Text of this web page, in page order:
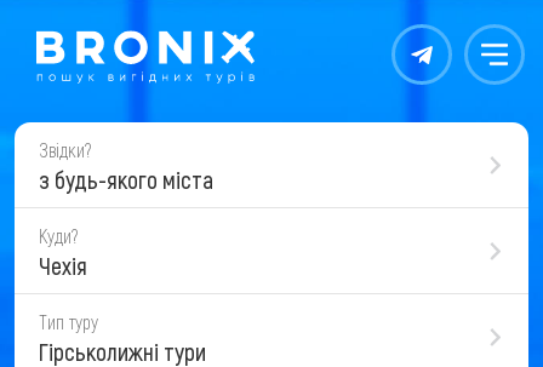
Контакты Меню
Звідки?
з будь-якого міста
Куди?
Чехія
Тип туру
Гірськолижні тури